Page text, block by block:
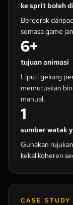
ke sprit boleh
Bergerak
semasa game
6+
tujuan animasi
Liputi gelung
memutuskan
manual.
1
sumber watak
Gunakan
kekal koheren
CASE STUDY